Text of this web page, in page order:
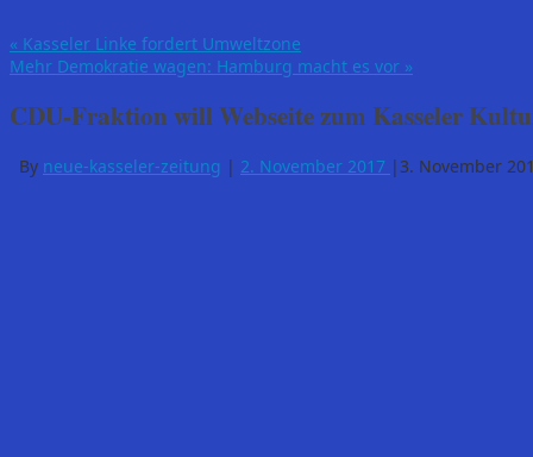
« Kasseler Linke fordert Umweltzone
Mehr Demokratie wagen: Hamburg macht es vor »
CDU-Fraktion will Webseite zum Kasseler
By neue-kasseler-zeitung | 2. November 2017 |3. November